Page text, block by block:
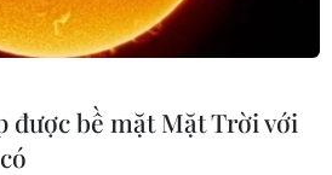
được bề mặt Mặt Trời với